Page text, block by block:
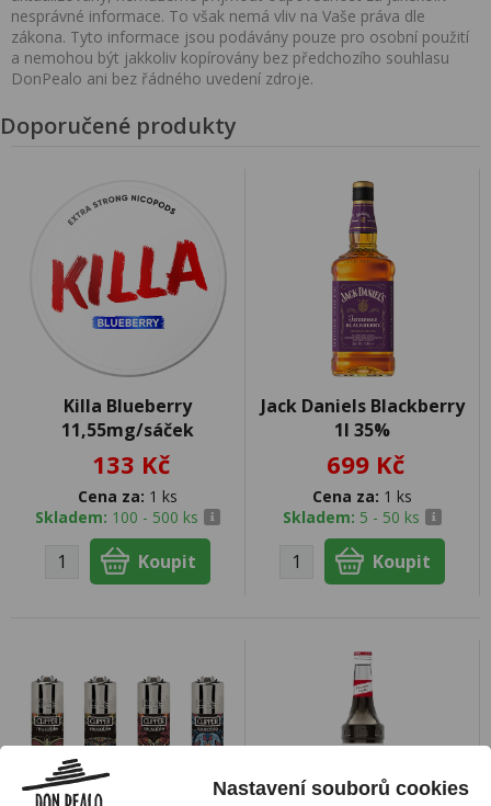
nesprávné informace. To však nemá vliv na Vaše práva dle
zákona. Tyto informace jsou podávány pouze pro osobní použití
a nemohou být jakkoliv kopírovány bez předchozího souhlasu
DonPealo ani bez řádného uvedení zdroje.
Doporučené produkty
Killa Blueberry
11,55mg/sáček
133 Kč
Cena za: 1 ks
Skladem: 100 - 500 ks
Jack Daniels Blackberry
1l 35%
699 Kč
Cena za: 1 ks
Skladem: 5 - 50 ks
Nastavení souborů cookies